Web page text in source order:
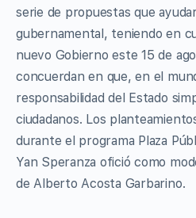
serie de propuestas que
gubernamental, teniendo en
nuevo Gobierno este 15 de
concuerdan en que, en el
responsabilidad del Estado
ciudadanos. Los
durante el programa Plaza
Yan Speranza ofició como
de Alberto Acosta Garbarino.